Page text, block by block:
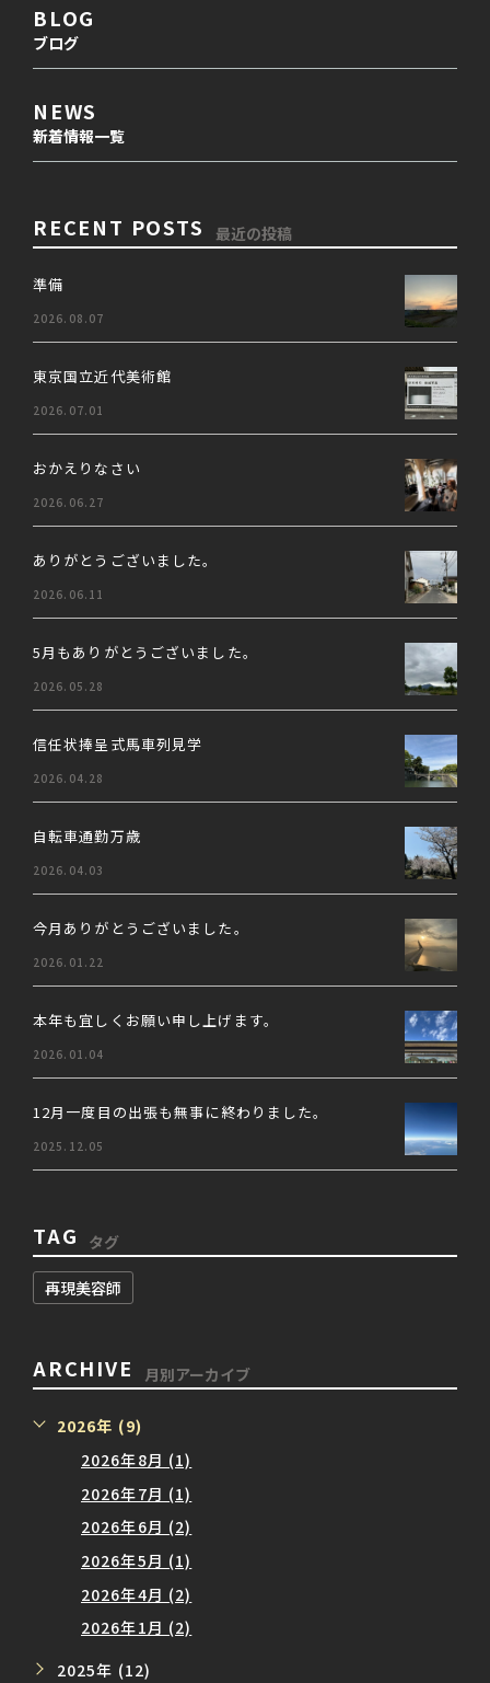
BLOG
ブログ
NEWS
新着情報一覧
RECENT POSTS 最近の投稿
準備
2026.08.07
東京国立近代美術館
2026.07.01
おかえりなさい
2026.06.27
ありがとうございました。
2026.06.11
5月もありがとうございました。
2026.05.28
信任状捧呈式馬車列見学
2026.04.28
自転車通勤万歳
2026.04.03
今月ありがとうございました。
2026.01.22
本年も宜しくお願い申し上げます。
2026.01.04
12月一度目の出張も無事に終わりました。
2025.12.05
TAG タグ
再現美容師
ARCHIVE 月別アーカイブ
2026年 (9)
2026年8月 (1)
2026年7月 (1)
2026年6月 (2)
2026年5月 (1)
2026年4月 (2)
2026年1月 (2)
2025年 (12)